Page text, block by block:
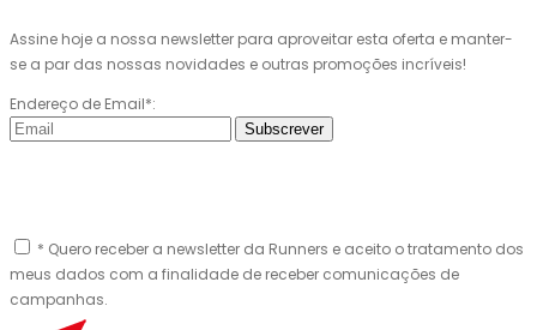
Assine hoje a nossa newsletter para aproveitar esta oferta e manter-
se a par das nossas novidades e outras promoções incríveis!
Endereço de Email*:
Subscrever
* Quero receber a newsletter da Runners e aceito o tratamento dos
meus dados com a finalidade de receber comunicações de
campanhas.